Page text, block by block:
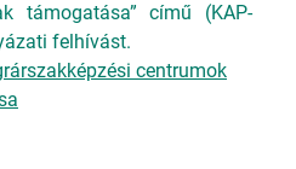
támogatása” című (KAP-
felhívást.
centrumok